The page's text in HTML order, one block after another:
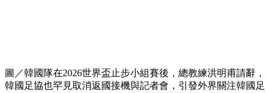
圖／韓國隊在2026世界盃止步小組賽後，總教練洪明甫請辭，
韓國足協也罕見取消返國接機與記者會，引發外界關注韓國足